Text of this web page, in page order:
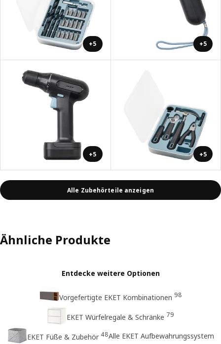
+5 +5
+5 +5
Alle Zubehörteile anzeigen
Ähnliche Produkte
Entdecke weitere Optionen
Vorgefertigte EKET Kombinationen 98
EKET Würfelregale & Schränke 79
EKET Füße & Zubehör 48Alle EKET Aufbewahrungssystem